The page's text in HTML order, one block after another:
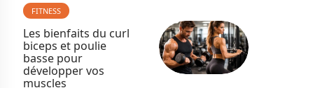
FITNESS
Les bienfaits du curl
biceps et poulie
basse pour
développer vos
muscles